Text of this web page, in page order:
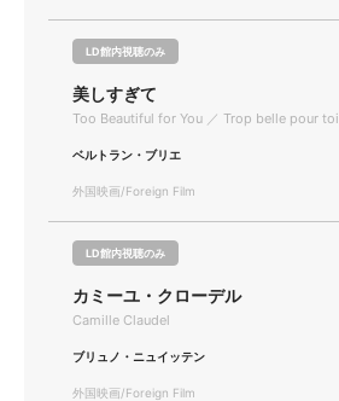
LD館内視聴のみ
美しすぎて
Too Beautiful for You ／ Trop belle pour toi
ベルトラン・ブリエ
外国映画/Foreign Film
LD館内視聴のみ
カミーユ・クローデル
Camille Claudel
ブリュノ・ニュイッテン
外国映画/Foreign Film